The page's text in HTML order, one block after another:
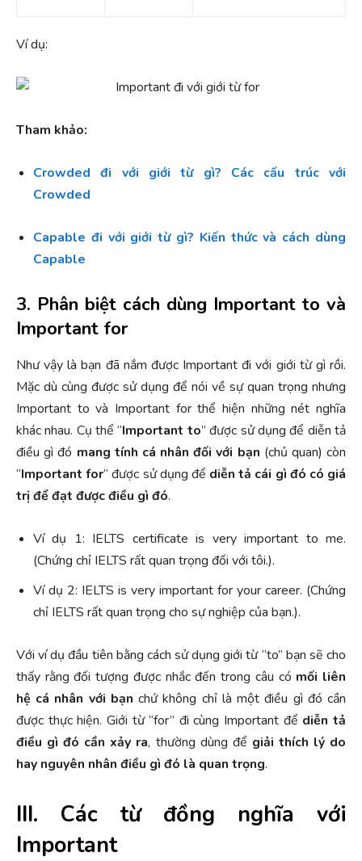
Ví dụ:
Tham khảo:
Crowded đi với giới từ gì? Các cấu trúc với
Crowded
Capable đi với giới từ gì? Kiến thức và cách dùng
Capable
3. Phân biệt cách dùng Important to và
Important for
Như vậy là bạn đã nắm được Important đi với giới từ gì rồi.
Mặc dù cùng được sử dụng để nói về sự quan trọng nhưng
Important to và Important for thể hiện những nét nghĩa
khác nhau. Cụ thể “Important to” được sử dụng để diễn tả
điều gì đó mang tính cá nhân đối với bạn (chủ quan) còn
“Important for” được sử dụng để diễn tả cái gì đó có giá
trị để đạt được điều gì đó.
Ví dụ 1: IELTS certificate is very important to me.
(Chứng chỉ IELTS rất quan trọng đối với tôi.).
Ví dụ 2: IELTS is very important for your career. (Chứng
chỉ IELTS rất quan trọng cho sự nghiệp của bạn.).
Với ví dụ đầu tiên bằng cách sử dụng giới từ “to” bạn sẽ cho
thấy rằng đối tượng được nhắc đến trong câu có mối liên
hệ cá nhân với bạnchứ không chỉ là một điều gì đó cần
được thực hiện. Giới từ “for” đi cùng Important để diễn tả
điều gì đó cần xảy ra, thường dùng để giải thích lý do
hay nguyên nhân điều gì đó là quan trọng.
III. Các từ đồng nghĩa với
Important